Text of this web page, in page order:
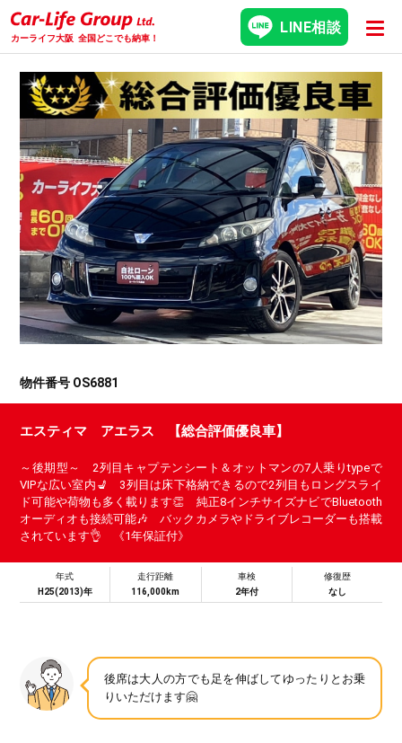
カーライフ大阪 全国どこでも納車！
LINE相談
物件番号 OS6881
エスティマ アエラス 【総合評価優良車】
～後期型～ 2列目キャプテンシート＆オットマンの7人乗りtypeで
VIPな広い室内💺 3列目は床下格納できるので2列目もロングスライ
ド可能や荷物も多く載ります👏 純正8インチサイズナビでBluetooth
オーディオも接続可能🎶 バックカメラやドライブレコーダーも搭載
されています👌 《1年保証付》
年式
H25(2013)年
走行距離
116,000km
車検
2年付
修復歴
なし
後席は大人の方でも足を伸ばしてゆったりとお乗
りいただけます🤗